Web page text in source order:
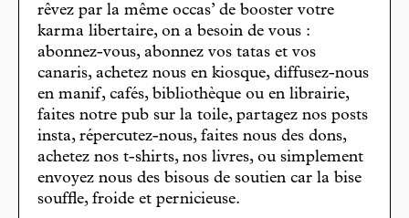
rêvez par la même occas’ de booster votre
karma libertaire, on a besoin de vous :
abonnez-vous, abonnez vos tatas et vos
canaris, achetez nous en kiosque, diffusez-nous
en manif, cafés, bibliothèque ou en librairie,
faites notre pub sur la toile, partagez nos posts
insta, répercutez-nous, faites nous des dons,
achetez nos t-shirts, nos livres, ou simplement
envoyez nous des bisous de soutien car la bise
souffle, froide et pernicieuse.